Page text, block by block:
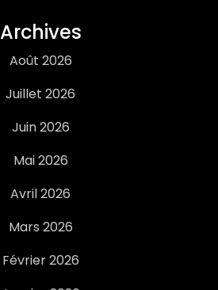
Archives
Août 2026
Juillet 2026
Juin 2026
Mai 2026
Avril 2026
Mars 2026
Février 2026